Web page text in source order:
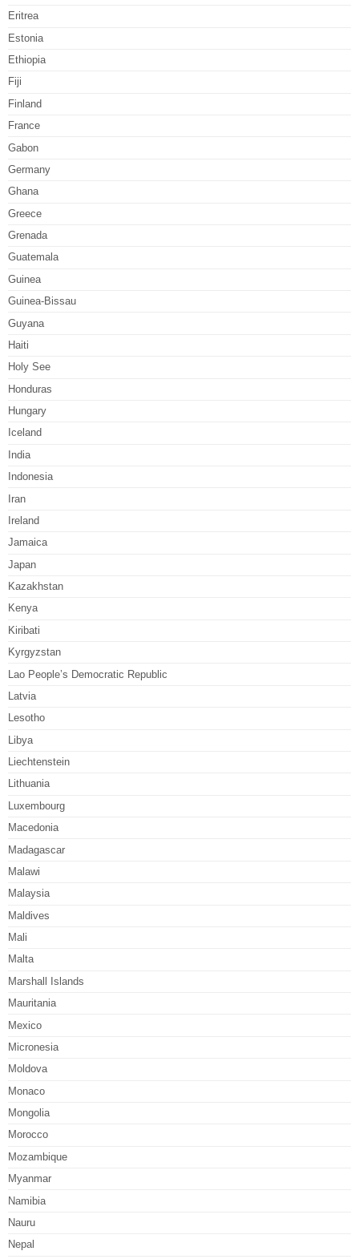
Eritrea
Estonia
Ethiopia
Fiji
Finland
France
Gabon
Germany
Ghana
Greece
Grenada
Guatemala
Guinea
Guinea-Bissau
Guyana
Haiti
Holy See
Honduras
Hungary
Iceland
India
Indonesia
Iran
Ireland
Jamaica
Japan
Kazakhstan
Kenya
Kiribati
Kyrgyzstan
Lao People’s Democratic Republic
Latvia
Lesotho
Libya
Liechtenstein
Lithuania
Luxembourg
Macedonia
Madagascar
Malawi
Malaysia
Maldives
Mali
Malta
Marshall Islands
Mauritania
Mexico
Micronesia
Moldova
Monaco
Mongolia
Morocco
Mozambique
Myanmar
Namibia
Nauru
Nepal